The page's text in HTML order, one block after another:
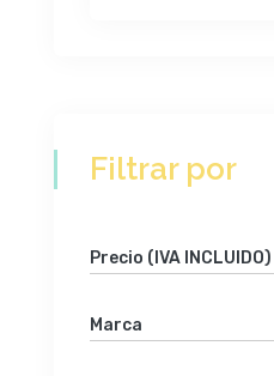
Filtrar por
Precio (IVA INCLUIDO)
Marca